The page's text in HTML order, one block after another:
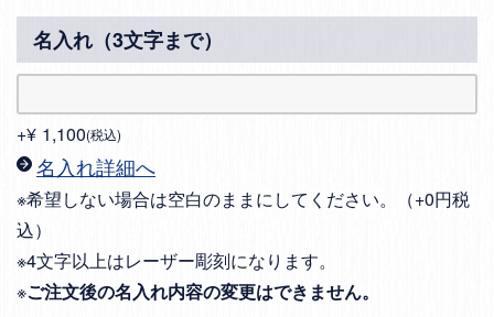
名入れ（3文字まで）
+¥ 1,100 税込
名入れ詳細へ
※希望しない場合は空白のままにしてください。（+0円税
込）
※4文字以上はレーザー彫刻になります。
※ご注文後の名入れ内容の変更はできません。